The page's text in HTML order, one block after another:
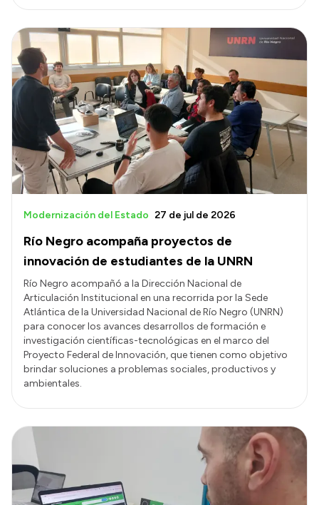
Río Negro acompaña proyectos de
innovación de estudiantes de la UNRN
Modernización del Estado 27 de jul de 2026
Río Negro acompañó a la Dirección Nacional de
Articulación Institucional en una recorrida por la Sede
Atlántica de la Universidad Nacional de Río Negro (UNRN)
para conocer los avances desarrollos de formación e
investigación científicas-tecnológicas en el marco del
Proyecto Federal de Innovación, que tienen como objetivo
brindar soluciones a problemas sociales, productivos y
ambientales.